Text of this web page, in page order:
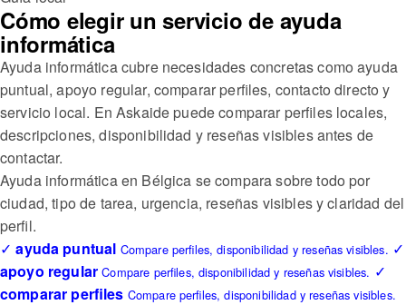
Cómo elegir un servicio de ayuda
informática
Ayuda informática cubre necesidades concretas como ayuda
puntual, apoyo regular, comparar perfiles, contacto directo y
servicio local. En Askaide puede comparar perfiles locales,
descripciones, disponibilidad y reseñas visibles antes de
contactar.
Ayuda informática en Bélgica se compara sobre todo por
ciudad, tipo de tarea, urgencia, reseñas visibles y claridad del
perfil.
✓ ayuda puntual Compare perfiles, disponibilidad y reseñas visibles. ✓
apoyo regular Compare perfiles, disponibilidad y reseñas visibles. ✓
comparar perfiles Compare perfiles, disponibilidad y reseñas visibles.